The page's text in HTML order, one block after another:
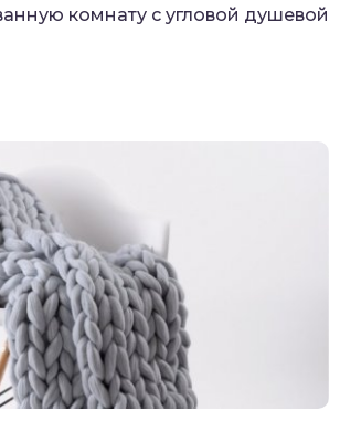
комнату с угловой душевой